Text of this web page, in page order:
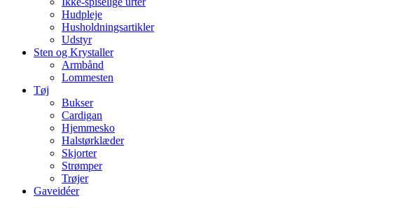
Hudpleje
Husholdningsartikler
Udstyr
Sten og Krystaller
Armbånd
Lommesten
Tøj
Bukser
Cardigan
Hjemmesko
Halstørklæder
Skjorter
Strømper
Trøjer
Gaveidéer